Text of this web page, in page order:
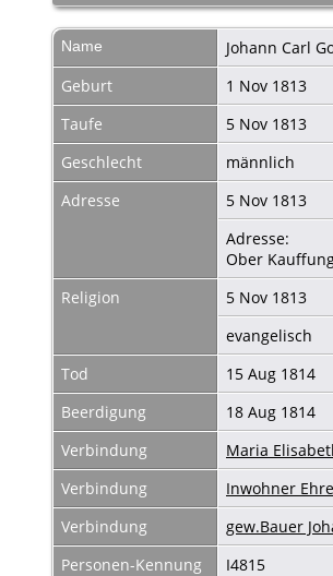
Name Johann Carl
Geburt
1 Nov 1813
Taufe
5 Nov 1813
Geschlecht
männlich
Adresse
5 Nov 1813
Adresse:
Ober
Religion
5 Nov 1813
evangelisch
Tod
15 Aug 1814
Beerdigung
18 Aug 1814
Verbindung
Maria
Verbindung
Inwohner
Verbindung
gew.Bauer
Personen-Kennung
I4815